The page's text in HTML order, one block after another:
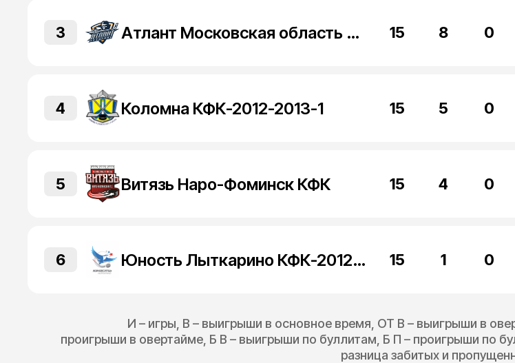
3 Атлант Московская область КФК-2012-2013-1 15 8 0
4 Коломна КФК-2012-2013-1 15 5 0
5 Витязь Наро-Фоминск КФК 15 4 0
6 Юность Лыткарино КФК-2012-2013-1 15 1 0
И – игры, В – выигрыши в основное время, ОТ В – выигрыши в
проигрыши в овертайме, Б В – выигрыши по буллитам, Б П – проигрыши по
разница забитых и